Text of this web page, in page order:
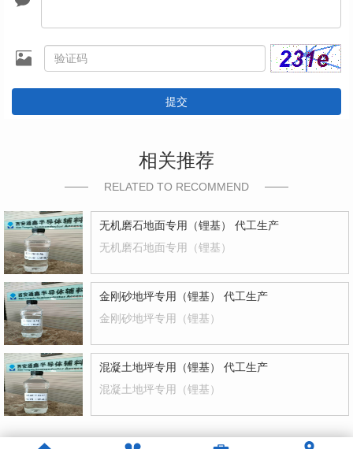
提交
相关推荐
RELATED TO RECOMMEND
无机磨石地面专用（锂基） 代工生产
无机磨石地面专用（锂基）
金刚砂地坪专用（锂基） 代工生产
金刚砂地坪专用（锂基）
混凝土地坪专用（锂基） 代工生产
混凝土地坪专用（锂基）